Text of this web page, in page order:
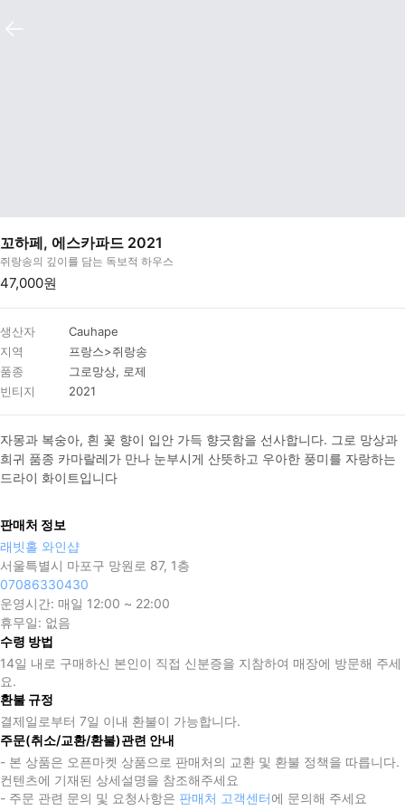
꼬하페, 에스카파드 2021
쥐랑송의 깊이를 담는 독보적 하우스
47,000원
생산자
Cauhape
지역
프랑스>쥐랑송
품종
그로망상, 로제
빈티지
2021
자몽과 복숭아, 흰 꽃 향이 입안 가득 향긋함을 선사합니다. 그로 망상과
희귀 품종 카마랄레가 만나 눈부시게 산뜻하고 우아한 풍미를 자랑하는
드라이 화이트입니다
판매처 정보
래빗홀 와인샵
서울특별시 마포구 망원로 87, 1층
07086330430
운영시간: 매일 12:00 ~ 22:00
휴무일: 없음
수령 방법
14일 내로 구매하신 본인이 직접 신분증을 지참하여 매장에 방문해 주세
요.
환불 규정
결제일로부터 7일 이내 환불이 가능합니다.
주문(취소/교환/환불)관련 안내
- 본 상품은 오픈마켓 상품으로 판매처의 교환 및 환불 정책을 따릅니다.
컨텐츠에 기재된 상세설명을 참조해주세요
- 주문 관련 문의 및 요청사항은 판매처 고객센터에 문의해 주세요